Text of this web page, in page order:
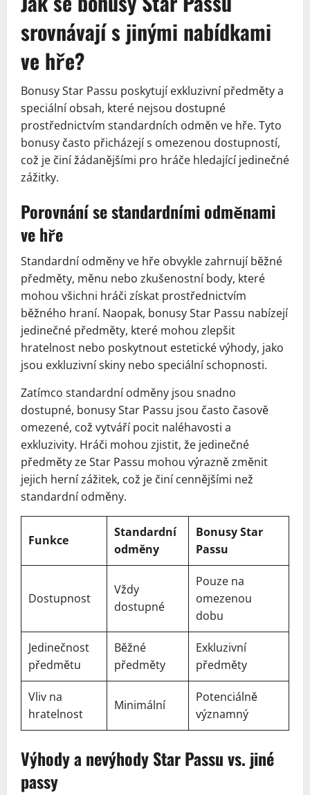
srovnávají s jinými nabídkami
ve hře?
Bonusy Star Passu poskytují exkluzivní předměty a
speciální obsah, které nejsou dostupné
prostřednictvím standardních odměn ve hře. Tyto
bonusy často přicházejí s omezenou dostupností,
což je činí žádanějšími pro hráče hledající jedinečné
zážitky.
Porovnání se standardními odměnami
ve hře
Standardní odměny ve hře obvykle zahrnují běžné
předměty, měnu nebo zkušenostní body, které
mohou všichni hráči získat prostřednictvím
běžného hraní. Naopak, bonusy Star Passu nabízejí
jedinečné předměty, které mohou zlepšit
hratelnost nebo poskytnout estetické výhody, jako
jsou exkluzivní skiny nebo speciální schopnosti.
Zatímco standardní odměny jsou snadno
dostupné, bonusy Star Passu jsou často časově
omezené, což vytváří pocit naléhavosti a
exkluzivity. Hráči mohou zjistit, že jedinečné
předměty ze Star Passu mohou výrazně změnit
jejich herní zážitek, což je činí cennějšími než
standardní odměny.
Funkce
Standardní
odměny
Bonusy Star
Passu
Dostupnost
Vždy
dostupné
Pouze na
omezenou
dobu
Jedinečnost
předmětu
Běžné
předměty
Exkluzivní
předměty
Vliv na
hratelnost
Minimální
Potenciálně
významný
Výhody a nevýhody Star Passu vs. jiné
passy